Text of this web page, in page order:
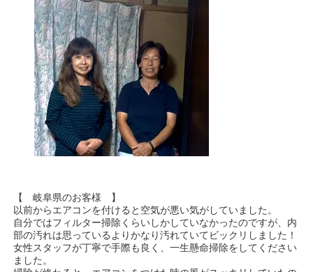
【 岐阜県のお客様 】
以前からエアコンを付けると空気が悪い気がしていました。
自分ではフィルター掃除くらいしかしていなかったのですが、内
部の汚れは思っているよりかなり汚れていてビックリしました！
女性スタッフが丁寧で手際も良く、一生懸命掃除をしてください
ました。